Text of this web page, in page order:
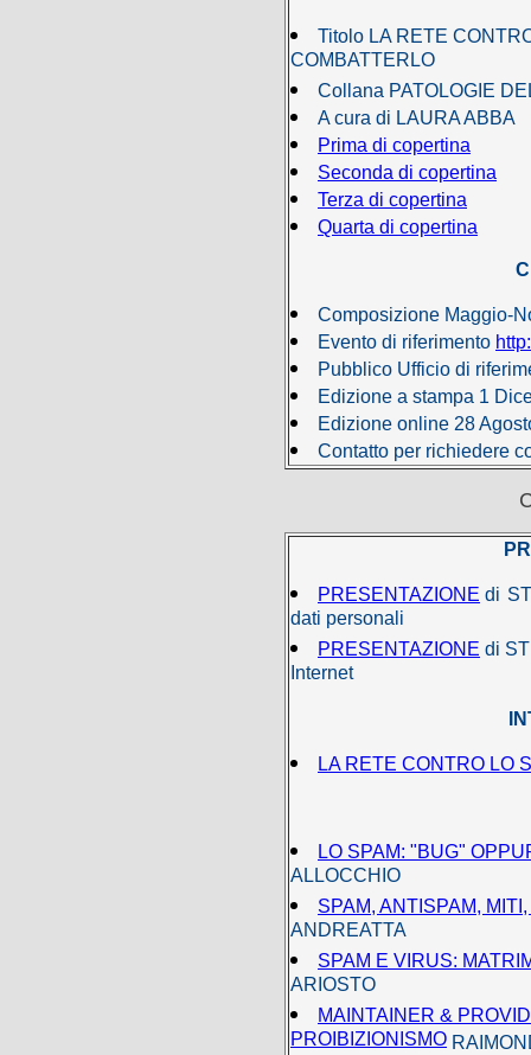
Titolo LA RETE
COMBATTERLO
Collana PATOLOGIE
A cura di LAURA ABBA
Prima di copertina
Seconda di copertina
Terza di copertina
Quarta di copertina
Composizione Maggio-
Evento di riferimento
Pubblico Ufficio di
Edizione a stampa 1
Edizione online 28
Contatto per richiedere
PRESENTAZIONE di
dati personali
PRESENTAZIONE di
Internet
LA RETE CONTRO LO
LO SPAM: "BUG"
ALLOCCHIO
SPAM, ANTISPAM,
ANDREATTA
SPAM E VIRUS:
ARIOSTO
MAINTAINER &
PROIBIZIONISMO